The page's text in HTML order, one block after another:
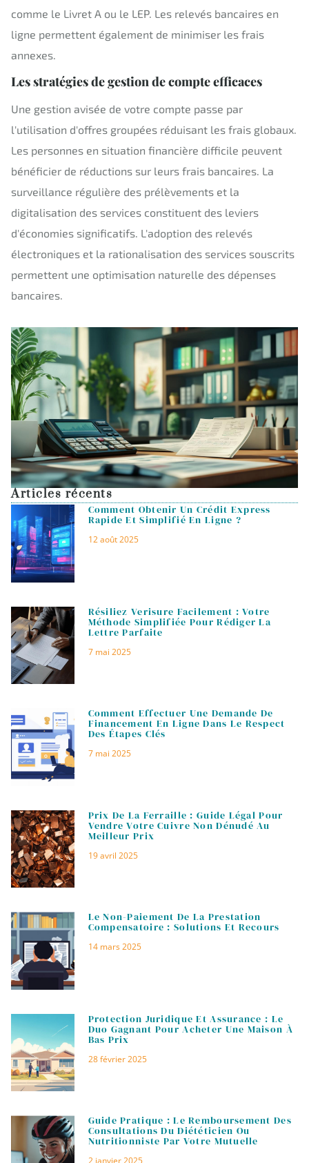
comme le Livret A ou le LEP. Les relevés bancaires en
ligne permettent également de minimiser les frais
annexes.
Les stratégies de gestion de compte efficaces
Une gestion avisée de votre compte passe par
l'utilisation d'offres groupées réduisant les frais globaux.
Les personnes en situation financière difficile peuvent
bénéficier de réductions sur leurs frais bancaires. La
surveillance régulière des prélèvements et la
digitalisation des services constituent des leviers
d'économies significatifs. L'adoption des relevés
électroniques et la rationalisation des services souscrits
permettent une optimisation naturelle des dépenses
bancaires.
Articles récents
Comment Obtenir Un Crédit Express
Rapide Et Simplifié En Ligne ?
12 août 2025
Résiliez Verisure Facilement : Votre
Méthode Simplifiée Pour Rédiger La
Lettre Parfaite
7 mai 2025
Comment Effectuer Une Demande De
Financement En Ligne Dans Le Respect
Des Étapes Clés
7 mai 2025
Prix De La Ferraille : Guide Légal Pour
Vendre Votre Cuivre Non Dénudé Au
Meilleur Prix
19 avril 2025
Le Non-Paiement De La Prestation
Compensatoire : Solutions Et Recours
14 mars 2025
Protection Juridique Et Assurance : Le
Duo Gagnant Pour Acheter Une Maison À
Bas Prix
28 février 2025
Guide Pratique : Le Remboursement Des
Consultations Du Diététicien Ou
Nutritionniste Par Votre Mutuelle